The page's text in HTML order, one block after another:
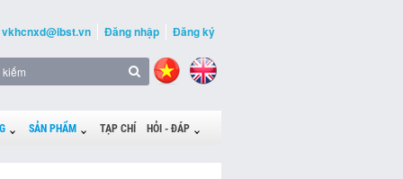
vkhcnxd@ibst.vn Đăng nhập Đăng ký
SẢN PHẨM TẠP CHÍ HỎI - ĐÁP